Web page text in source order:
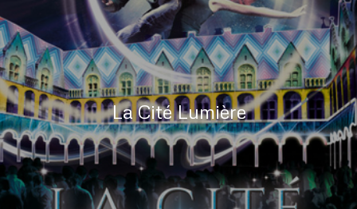
La Cité Lumière